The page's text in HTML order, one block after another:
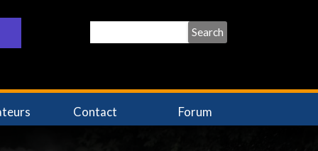
Contact Forum